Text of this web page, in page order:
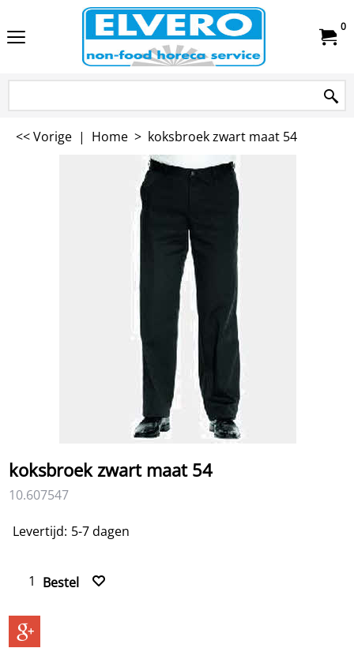
0
<< Vorige | Home > koksbroek zwart maat 54
koksbroek zwart maat 54
10.607547
€ 17.00 excl BTW
Levertijd: 5-7 dagen